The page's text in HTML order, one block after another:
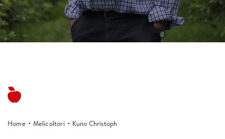
Home Melicoltori Kuno Christoph